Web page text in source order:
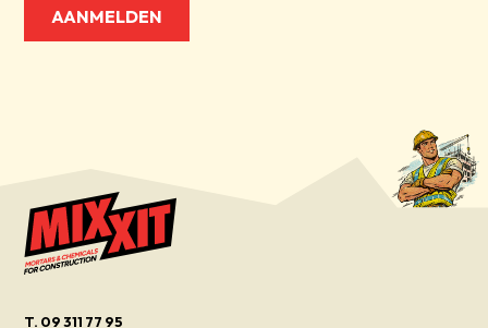
T. 09 311 77 95